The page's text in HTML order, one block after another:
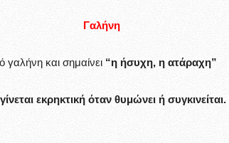
Γαλήνη
γαλήνη και σημαίνει “η ήσυχη, η ατάραχη”
εκρηκτική όταν θυμώνει ή συγκινείται.